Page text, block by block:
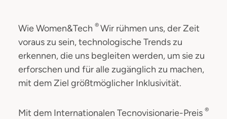
Wie Women&Tech ®Wir rühmen uns, der Zeit
voraus zu sein, technologische Trends zu
erkennen, die uns begleiten werden, um sie zu
erforschen und für alle zugänglich zu machen,
mit dem Ziel größtmöglicher Inklusivität.
Mit dem Internationalen Tecnovisionarie-Preis ®